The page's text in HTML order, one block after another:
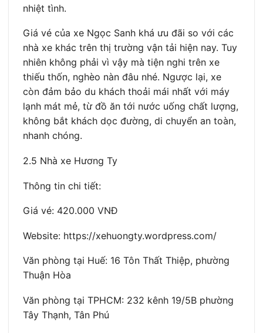
nhiệt tình.
Giá vé của xe Ngọc Sanh khá ưu đãi so với các
nhà xe khác trên thị trường vận tải hiện nay. Tuy
nhiên không phải vì vậy mà tiện nghi trên xe
thiếu thốn, nghèo nàn đâu nhé. Ngược lại, xe
còn đảm bảo du khách thoải mái nhất với máy
lạnh mát mẻ, từ đồ ăn tới nước uống chất lượng,
không bắt khách dọc đường, di chuyển an toàn,
nhanh chóng.
2.5 Nhà xe Hương Ty
Thông tin chi tiết:
Giá vé: 420.000 VNĐ
Website: https://xehuongty.wordpress.com/
Văn phòng tại Huế: 16 Tôn Thất Thiệp, phường
Thuận Hòa
Văn phòng tại TPHCM: 232 kênh 19/5B phường
Tây Thạnh, Tân Phú